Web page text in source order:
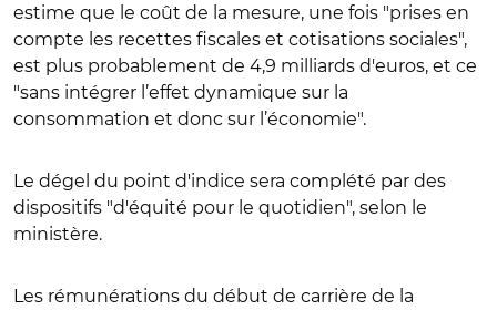
estime que le coût de la mesure, une fois "prises en
compte les recettes fiscales et cotisations sociales",
est plus probablement de 4,9 milliards d'euros, et ce
"sans intégrer l’effet dynamique sur la
consommation et donc sur l’économie".
Le dégel du point d'indice sera complété par des
dispositifs "d'équité pour le quotidien", selon le
ministère.
Les rémunérations du début de carrière de la